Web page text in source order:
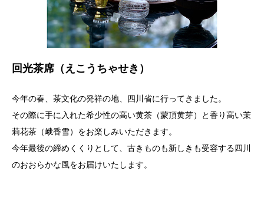
回光茶席（えこうちゃせき）
今年の春、茶文化の発祥の地、四川省に行ってきました。
その際に手に入れた希少性の高い黄茶（蒙頂黄芽）と香り高い茉
莉花茶（峨香雪）をお楽しみいただきます。
今年最後の締めくくりとして、古きものも新しきも受容する四川
のおおらかな風をお届けいたします。